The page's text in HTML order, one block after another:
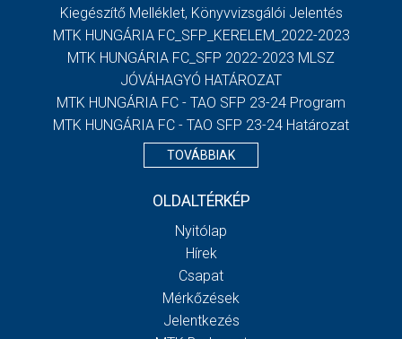
Kiegészítő Melléklet, Könyvvizsgálói Jelentés
MTK HUNGÁRIA FC_SFP_KERELEM_2022-2023
MTK HUNGÁRIA FC_SFP 2022-2023 MLSZ
JÓVÁHAGYÓ HATÁROZAT
MTK HUNGÁRIA FC - TAO SFP 23-24 Program
MTK HUNGÁRIA FC - TAO SFP 23-24 Határozat
TOVÁBBIAK
OLDALTÉRKÉP
Nyitólap
Hírek
Csapat
Mérkőzések
Jelentkezés